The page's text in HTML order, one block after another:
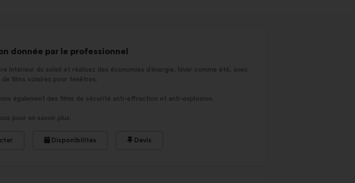
donnée par le professionnel
intérieur du soleil et réalisez des économies d’énergie, hiver comme été, avec
de films solaires pour fenêtres.
également des films de sécurité anti-effraction et anti-explosion.
pour en savoir plus.
Disponibilités Devis